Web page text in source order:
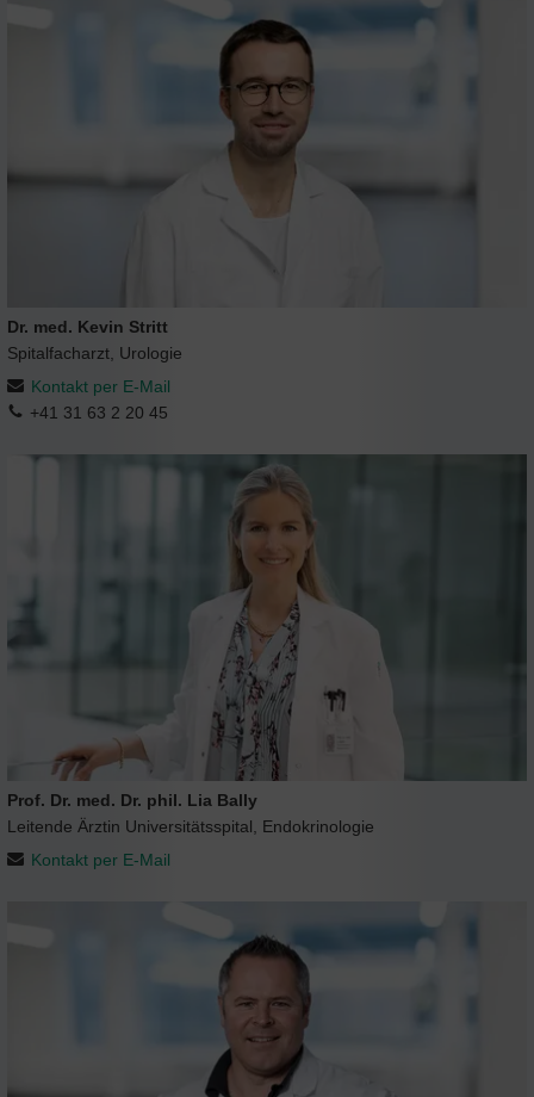
Dr. med. Kevin Stritt
Spitalfacharzt, Urologie
Kontakt per E-Mail
+41 31 63 2 20 45
Prof. Dr. med. Dr. phil. Lia Bally
Leitende Ärztin Universitätsspital, Endokrinologie
Kontakt per E-Mail